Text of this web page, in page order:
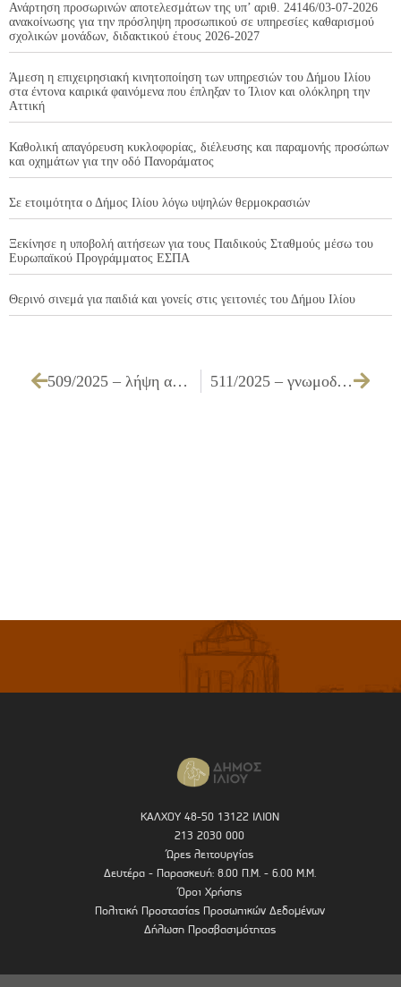
Ανάρτηση προσωρινών αποτελεσμάτων της υπ’ αριθ. 24146/03-07-2026
ανακοίνωσης για την πρόσληψη προσωπικού σε υπηρεσίες καθαρισμού
σχολικών μονάδων, διδακτικού έτους 2026-2027
Άμεση η επιχειρησιακή κινητοποίηση των υπηρεσιών του Δήμου Ιλίου
στα έντονα καιρικά φαινόμενα που έπληξαν το Ίλιον και ολόκληρη την
Αττική
Καθολική απαγόρευση κυκλοφορίας, διέλευσης και παραμονής προσώπων
και οχημάτων για την οδό Πανοράματος
Σε ετοιμότητα ο Δήμος Ιλίου λόγω υψηλών θερμοκρασιών
Ξεκίνησε η υποβολή αιτήσεων για τους Παιδικούς Σταθμούς μέσω του
Ευρωπαϊκού Προγράμματος ΕΣΠΑ
Θερινό σινεμά για παιδιά και γονείς στις γειτονιές του Δήμου Ιλίου
509/2025 – λήψη απόφασης για την έγκριση όρων διακήρυξης διαδικασίας σύναψης σύμβασης κατασκευής του έργου «ΒΕΛΤΙΩΣΕΙΣ ΥΠΑΡΧΟΝΤΩΝ ΒΡΕΦΟΝΗΠΙΑΚΩΝ ΚΑΙ ΠΑΙΔΙΚΩΝ ΣΤΑΘΜΩΝ ΤΟΥ Δ. ΙΛΙΟΥ ΕΡΓ. Ζ3/25» ΤΜΗΜΑ Α’ 511/2025 – γνωμοδότηση υπέρ τοποθέτησης στεγάστρων στο πλαίσιο υλοποίησης της Σύμβασης “Προμήθεια και τοποθέτηση στεγάστρων για την αναβάθμιση των στάσεων, με στόχο την εξυπηρέτηση του επιβατικού κοινού του Δήμου Ιλίου” (ΚΜ: 119/2024, Αριθμ. πρωτ. 24610/24-6-2025)
ΚΑΛΧΟΥ 48-50 13122 ΙΛΙΟΝ
213 2030 000
Ώρες λειτουργίας
Δευτέρα - Παρασκευή: 8.00 Π.Μ. - 6.00 Μ.Μ.
Όροι Χρήσης
Πολιτική Προστασίας Προσωπικών Δεδομένων
Δήλωση Προσβασιμότητας